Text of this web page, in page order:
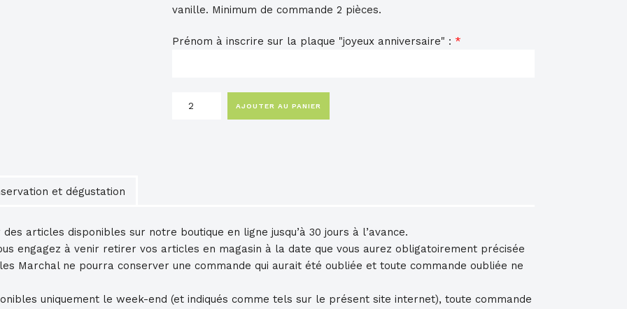
vanille. Minimum de commande 2 pièces.
Prénom à inscrire sur la plaque "joyeux anniversaire" : *
quantité
AJOUTER AU PANIER
et dégustation
articles disponibles sur notre boutique en ligne jusqu’à 30 jours à l’avance.
engagez à venir retirer vos articles en magasin à la date que vous aurez obligatoirement précisée
Marchal ne pourra conserver une commande qui aurait été oubliée et toute commande oubliée ne
uniquement le week-end (et indiqués comme tels sur le présent site internet), toute commande